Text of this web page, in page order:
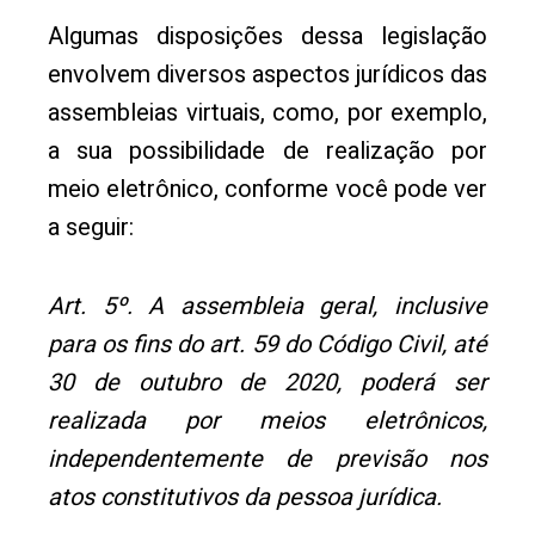
Algumas disposições dessa legislação
envolvem diversos aspectos jurídicos das
assembleias virtuais, como, por exemplo,
a sua possibilidade de realização por
meio eletrônico, conforme você pode ver
a seguir:
Art. 5º. A assembleia geral, inclusive
para os fins do art. 59 do Código Civil, até
30 de outubro de 2020, poderá ser
realizada por meios eletrônicos,
independentemente de previsão nos
atos constitutivos da pessoa jurídica.